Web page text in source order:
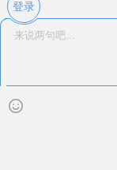
登录